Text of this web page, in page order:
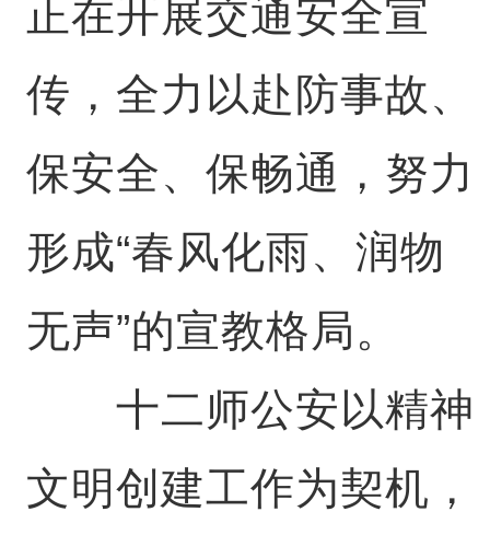
正在开展交通安全宣
传，全力以赴防事故、
保安全、保畅通，努力
形成“春风化雨、润物
无声”的宣教格局。
十二师公安以精神
文明创建工作为契机，